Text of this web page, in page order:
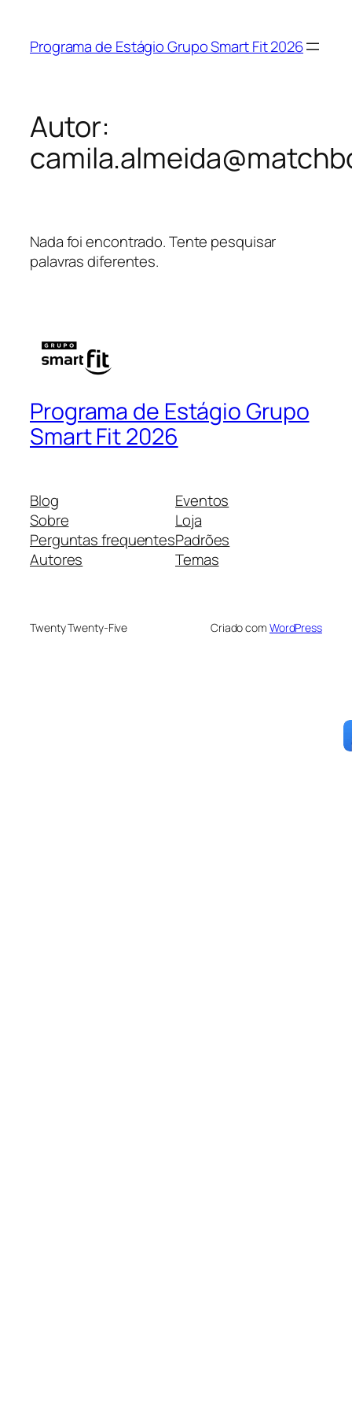
Programa de Estágio Grupo Smart Fit 2026
Autor:
Nada foi encontrado. Tente pesquisar
palavras diferentes.
Programa de Estágio Grupo
Smart Fit 2026
Blog
Sobre
Perguntas frequentes
Autores
Eventos
Loja
Padrões
Temas
Twenty Twenty-Five Criado com WordPress